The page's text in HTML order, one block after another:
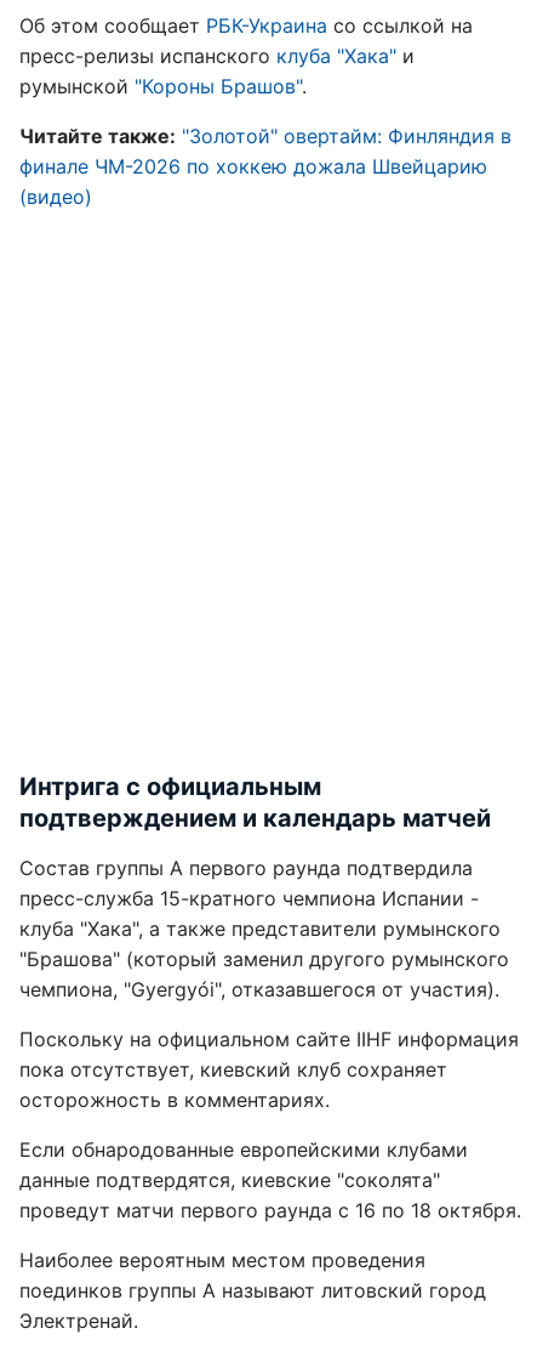
Об этом сообщает РБК-Украина со ссылкой на
пресс-релизы испанского клуба "Хака" и
румынской "Короны Брашов".
Читайте также: "Золотой" овертайм: Финляндия в
финале ЧМ-2026 по хоккею дожала Швейцарию
(видео)
Интрига с официальным
подтверждением и календарь матчей
Состав группы А первого раунда подтвердила
пресс-служба 15-кратного чемпиона Испании -
клуба "Хака", а также представители румынского
"Брашова" (который заменил другого румынского
чемпиона, "Gyergyói", отказавшегося от участия).
Поскольку на официальном сайте IIHF информация
пока отсутствует, киевский клуб сохраняет
осторожность в комментариях.
Если обнародованные европейскими клубами
данные подтвердятся, киевские "соколята"
проведут матчи первого раунда с 16 по 18 октября.
Наиболее вероятным местом проведения
поединков группы А называют литовский город
Электренай.